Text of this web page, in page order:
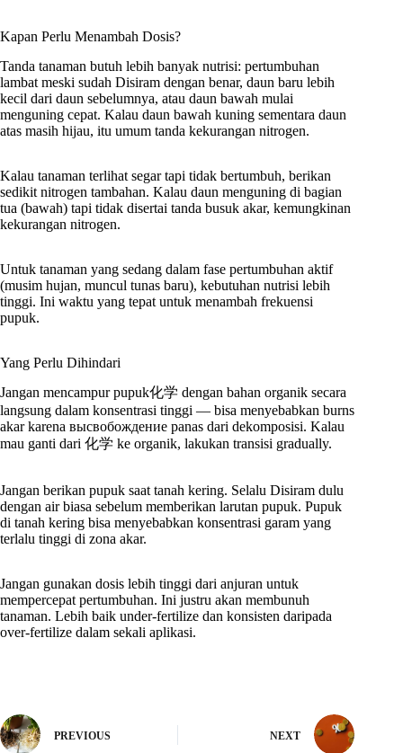
Kapan Perlu Menambah Dosis?
Tanda tanaman butuh lebih banyak nutrisi: pertumbuhan
lambat meski sudah Disiram dengan benar, daun baru lebih
kecil dari daun sebelumnya, atau daun bawah mulai
menguning cepat. Kalau daun bawah kuning sementara daun
atas masih hijau, itu umum tanda kekurangan nitrogen.
Kalau tanaman terlihat segar tapi tidak bertumbuh, berikan
sedikit nitrogen tambahan. Kalau daun menguning di bagian
tua (bawah) tapi tidak disertai tanda busuk akar, kemungkinan
kekurangan nitrogen.
Untuk tanaman yang sedang dalam fase pertumbuhan aktif
(musim hujan, muncul tunas baru), kebutuhan nutrisi lebih
tinggi. Ini waktu yang tepat untuk menambah frekuensi
pupuk.
Yang Perlu Dihindari
Jangan mencampur pupuk化学 dengan bahan organik secara
langsung dalam konsentrasi tinggi — bisa menyebabkan burns
akar karena высвобождение panas dari dekomposisi. Kalau
mau ganti dari 化学 ke organik, lakukan transisi gradually.
Jangan berikan pupuk saat tanah kering. Selalu Disiram dulu
dengan air biasa sebelum memberikan larutan pupuk. Pupuk
di tanah kering bisa menyebabkan konsentrasi garam yang
terlalu tinggi di zona akar.
Jangan gunakan dosis lebih tinggi dari anjuran untuk
mempercepat pertumbuhan. Ini justru akan membunuh
tanaman. Lebih baik under-fertilize dan konsisten daripada
over-fertilize dalam sekali aplikasi.
PREVIOUS NEXT